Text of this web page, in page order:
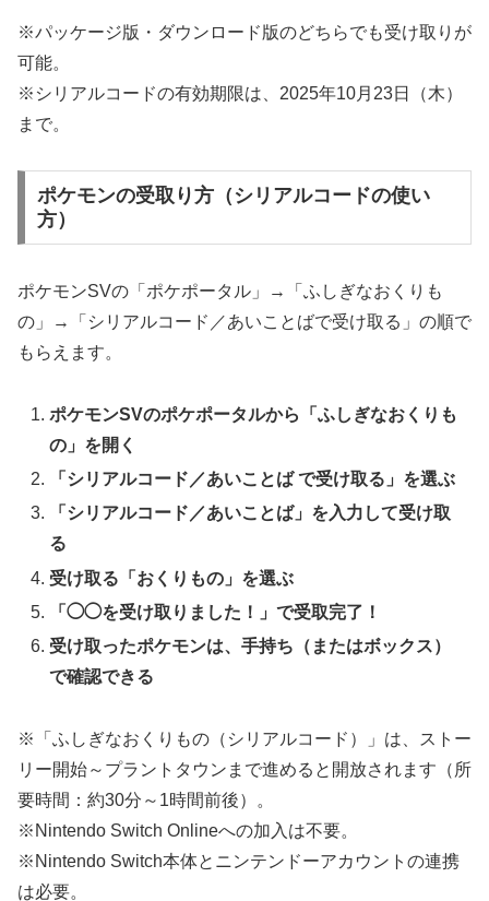
※パッケージ版・ダウンロード版のどちらでも受け取りが
可能。
※シリアルコードの有効期限は、2025年10月23日（木）
まで。
ポケモンの受取り方（シリアルコードの使い
方）
ポケモンSVの「ポケポータル」→「ふしぎなおくりも
の」→「シリアルコード／あいことばで受け取る」の順で
もらえます。
ポケモンSVのポケポータルから「ふしぎなおくりも
の」を開く
「シリアルコード／あいことば で受け取る」を選ぶ
「シリアルコード／あいことば」を入力して受け取
る
受け取る「おくりもの」を選ぶ
「◯◯を受け取りました！」で受取完了！
受け取ったポケモンは、手持ち（またはボックス）
で確認できる
※「ふしぎなおくりもの（シリアルコード）」は、ストー
リー開始～プラントタウンまで進めると開放されます（所
要時間：約30分～1時間前後）。
※Nintendo Switch Onlineへの加入は不要。
※Nintendo Switch本体とニンテンドーアカウントの連携
は必要。